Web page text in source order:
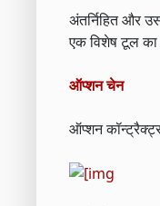
अंतर्निहित और
एक विशेष टूल
ऑप्शन चेन
ऑप्शन